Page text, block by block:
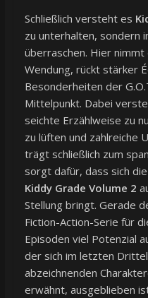
Schließlich versteht es
zu unterhalten, sondern
überraschen. Hier
Wendung, rückt stärker
Besonderheiten der
Mittelpunkt. Dabei
seichte Erzählweise zu
zu lüften und zahlreiche
trägt schließlich zum
sorgt dafür, dass sich
Kiddy Grade Volume 2
Stellung bringt. Gerade
Fiction-Action-Serie für
Episoden viel Potenzial
der sich im letzten
abzeichnenden
erwähnt, ausgeblieben